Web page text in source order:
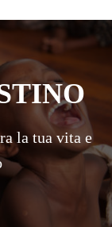
la tua vita e